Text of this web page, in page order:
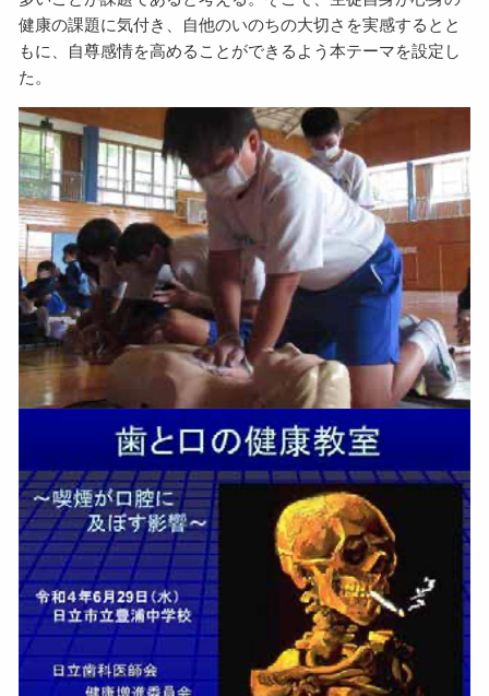
健康の課題に気付き、自他のいのちの大切さを実感するとと
もに、自尊感情を高めることができるよう本テーマを設定し
た。